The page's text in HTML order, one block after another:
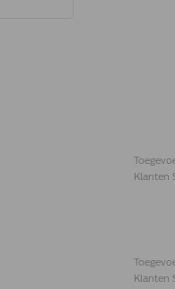
Klanten
Klanten